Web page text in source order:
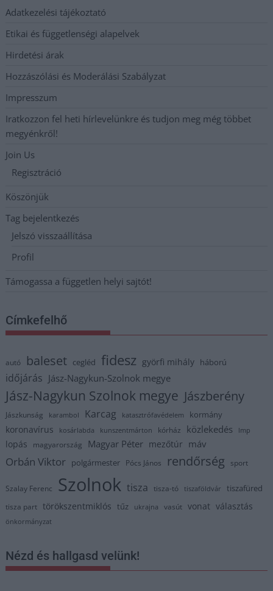
Adatkezelési tájékoztató
Etikai és függetlenségi alapelvek
Hirdetési árak
Hozzászólási és Moderálási Szabályzat
Impresszum
Iratkozzon fel heti hírlevelünkre és tudjon meg még többet
megyénkről!
Join Us
Regisztráció
Köszönjük
Tag bejelentkezés
Jelszó visszaállítása
Profil
Támogassa a független helyi sajtót!
Címkefelhő
autó baleset cegléd fidesz györfi mihály háború
időjárás Jász-Nagykun-Szolnok megye
Jász-Nagykun Szolnok megye Jászberény
Jászkunság karambol Karcag katasztrófavédelem kormány
koronavírus kosárlabda kunszentmárton kórház közlekedés lmp
lopás magyarország Magyar Péter mezőtúr máv
Orbán Viktor polgármester Pócs János rendőrség sport
Szalay Ferenc Szolnok tisza tisza-tó tiszaföldvár tiszafüred
tisza part törökszentmiklós tűz ukrajna vasút vonat választás
önkormányzat
Nézd és hallgasd velünk!